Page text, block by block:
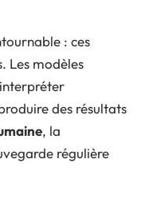
: ces
Les modèles
des résultats
, la
régulière